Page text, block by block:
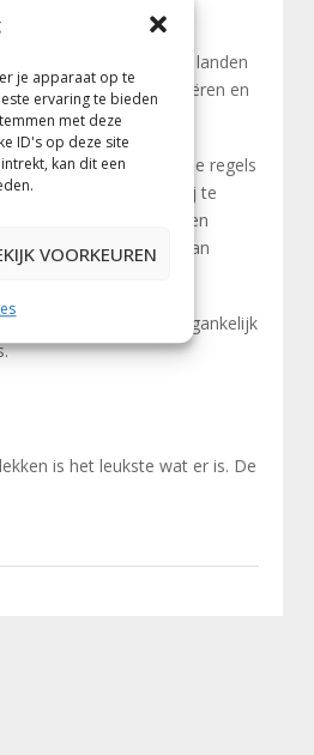
je apparaat op te
ervaring te bieden
met deze
ID's op deze site
kan dit een
VOORKEUREN
landen, waaronder de landen
zijn inkomsten diversifiëren en
nu.
als toerist zal je enkele regels
te bedekken en kledij te
en ook publiek eten en
zal hier echter niet van
en Medina zijn niet toegankelijk
is het leukste wat er is. De